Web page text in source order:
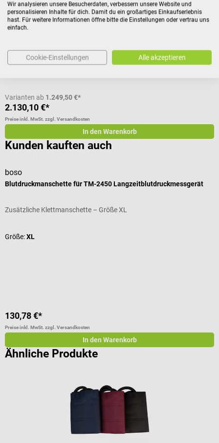
Mobiler Blutdruckmesser für Langzeitmessung
Durchschnittliche Bewertung von 4.6 von 5 Sternen
Variante:mit cBP-Upgrade, Software und Komplettzubehör
Varianten ab 1.249,50 €*
2.130,10 €*
Preise inkl. MwSt. zzgl. Versandkosten
In den Warenkorb
Kunden kauften auch
boso
Blutdruckmanschette für TM-2450 Langzeitblutdruckmessgerät
Zusätzliche Klettmanschette – Größe XL
Größe:XL
130,78 €*
Preise inkl. MwSt. zzgl. Versandkosten
In den Warenkorb
Ähnliche Produkte
Wir analysieren unsere Besucherdaten, verbessern unsere Website und
personalisieren Inhalte für dich. Damit du ein großartiges Einkaufserlebnis
hast. Für weitere Informationen öffne bitte die Einstellungen oder vertrau uns
einfach.
Cookie-Einstellungen Alle akzeptieren